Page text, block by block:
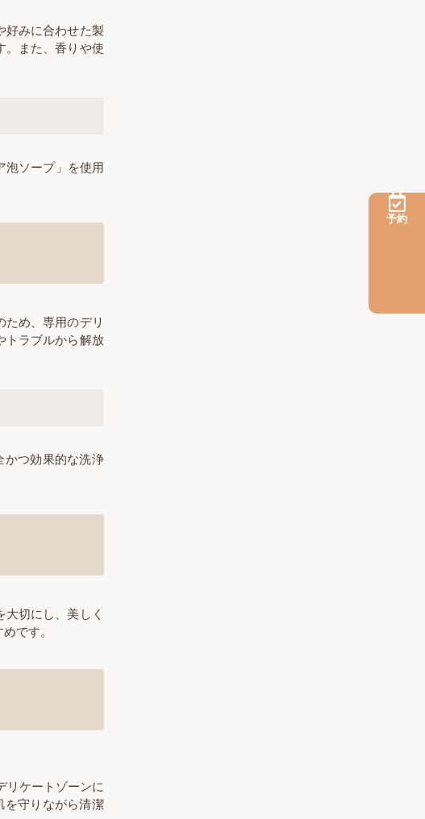
好みに合わせた製
。また、香りや使
泡ソープ」を使用
め、専用のデリ
トラブルから解放
かつ効果的な洗浄
切にし、美しく
です。
リケートゾーンに
を守りながら清潔
予約